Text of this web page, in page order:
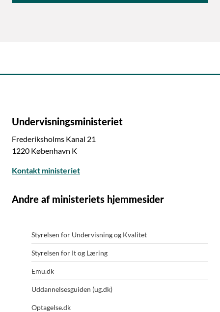
Undervisningsministeriet
Frederiksholms Kanal 21
1220 København K
Kontakt ministeriet
Andre af ministeriets hjemmesider
Styrelsen for Undervisning og Kvalitet
Styrelsen for It og Læring
Emu.dk
Uddannelsesguiden (ug.dk)
Optagelse.dk